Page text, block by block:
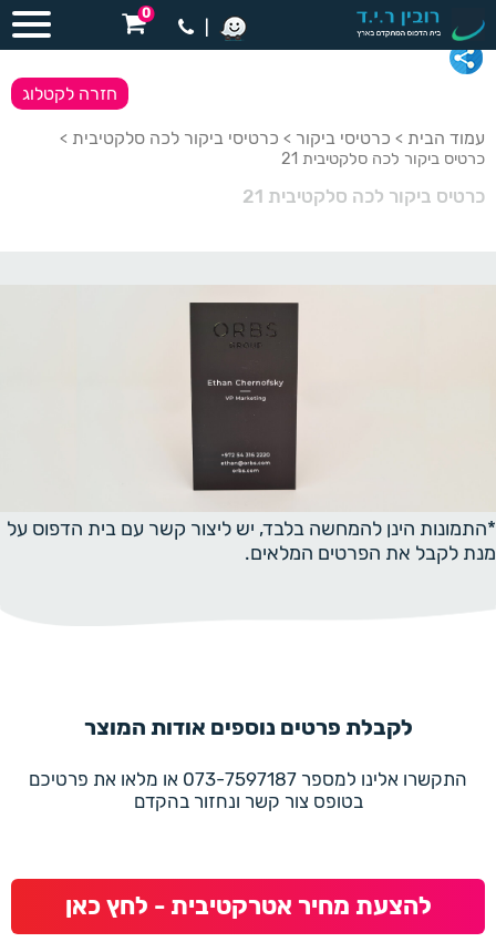
0
עמוד הבית > כרטיסי ביקור > כרטיסי ביקור לכה סלקטיבית >
כרטיס ביקור לכה סלקטיבית 21
כרטיס ביקור לכה סלקטיבית 21
חזרה לקטלוג
*התמונות הינן להמחשה בלבד, יש ליצור קשר עם בית הדפוס על
מנת לקבל את הפרטים המלאים.
לקבלת פרטים נוספים אודות המוצר
התקשרו אלינו למספר 073-7597187 או מלאו את פרטיכם
בטופס צור קשר ונחזור בהקדם
להצעת מחיר אטרקטיבית - לחץ כאן